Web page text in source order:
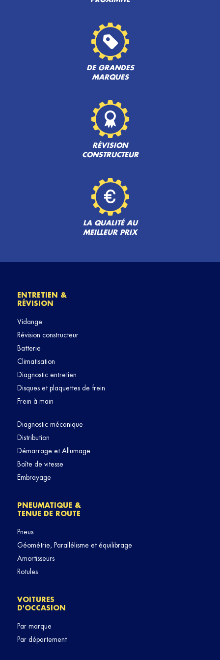
DE GRANDES
MARQUES
RÉVISION
CONSTRUCTEUR
LA QUALITÉ AU
MEILLEUR PRIX
ENTRETIEN &
RÉVISION
Vidange
Révision constructeur
Batterie
Climatisation
Diagnostic entretien
Disques et plaquettes de frein
Frein à main
Diagnostic mécanique
Distribution
Démarrage et Allumage
Boîte de vitesse
Embrayage
PNEUMATIQUE &
TENUE DE ROUTE
Pneus
Géométrie, Parallélisme et équilibrage
Amortisseurs
Rotules
VOITURES
D'OCCASION
Par marque
Par département